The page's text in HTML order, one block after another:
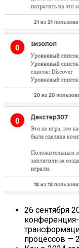
26 сентября
процессов —